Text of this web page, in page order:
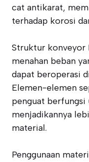
cat antikarat,
terhadap korosi
Struktur konveyor
menahan beban
dapat beroperasi
Elemen-elemen
penguat
menjadikannya
material.
Penggunaan